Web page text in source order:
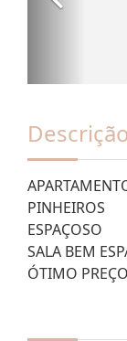
PINHEIROS
ESPAÇOSO
SALA BEM
ÓTIMO PREÇO